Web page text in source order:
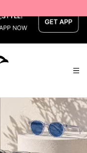
تاجر — Home page default h1 desc